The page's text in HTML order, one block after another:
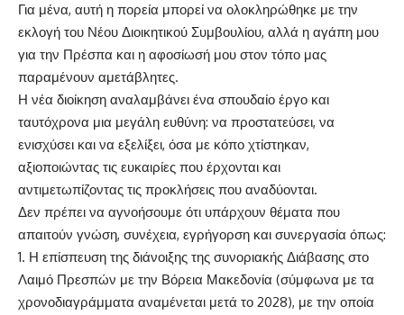
Για μένα, αυτή η πορεία μπορεί να ολοκληρώθηκε με την
εκλογή του Νέου Διοικητικού Συμβουλίου, αλλά η αγάπη μου
για την Πρέσπα και η αφοσίωσή μου στον τόπο μας
παραμένουν αμετάβλητες.
Η νέα διοίκηση αναλαμβάνει ένα σπουδαίο έργο και
ταυτόχρονα μια μεγάλη ευθύνη: να προστατεύσει, να
ενισχύσει και να εξελίξει, όσα με κόπο χτίστηκαν,
αξιοποιώντας τις ευκαιρίες που έρχονται και
αντιμετωπίζοντας τις προκλήσεις που αναδύονται.
Δεν πρέπει να αγνοήσουμε ότι υπάρχουν θέματα που
απαιτούν γνώση, συνέχεια, εγρήγορση και συνεργασία όπως:
Η επίσπευση της διάνοιξης της συνοριακής Διάβασης στο
Λαιμό Πρεσπών με την Βόρεια Μακεδονία (σύμφωνα με τα
χρονοδιαγράμματα αναμένεται μετά το 2028), με την οποία